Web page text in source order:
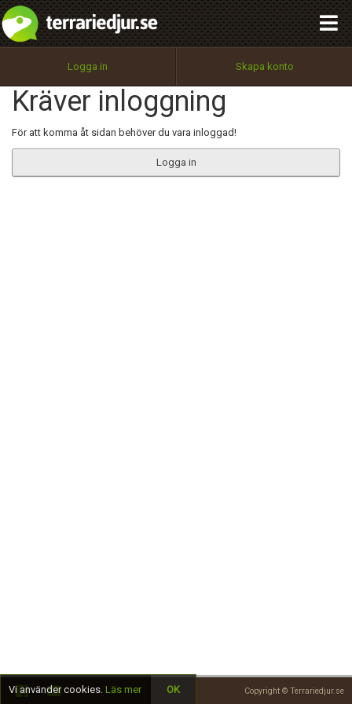
Logga in Skapa konto
Kräver inloggning
För att komma åt sidan behöver du vara inloggad!
Logga in
Copyright © Terrariedjur.se
Utför
100%
OK
integritetspolicy
Namn:
Epost:
Begär nytt lösenord
Tillbaka till förstasidan
Vi använder cookies. Läs mer OK